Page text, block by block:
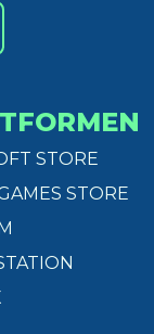
STORE
STORE